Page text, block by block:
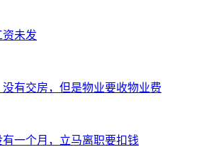
资未发
有交房，但是物业要收物业费
一个月，立马离职要扣钱